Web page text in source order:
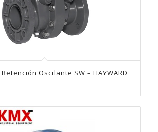
Oscilante SW – HAYWARD